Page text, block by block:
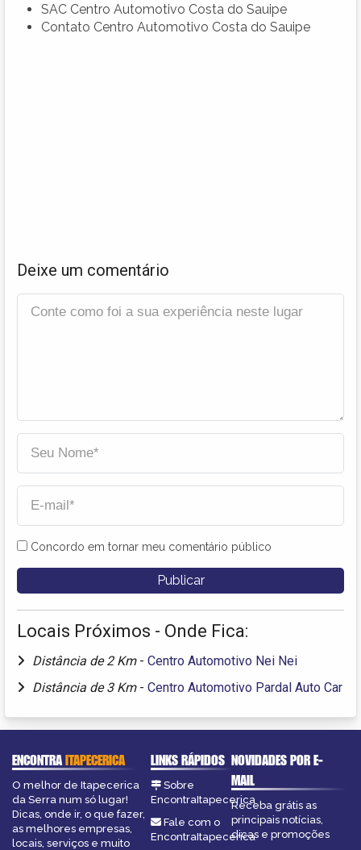
SAC Centro Automotivo Costa do Sauipe
Contato Centro Automotivo Costa do Sauipe
Deixe um comentário
Concordo em tornar meu comentário público
Locais Próximos - Onde Fica:
Distância de 2 Km - Centro Automotivo Nei Nei
Distância de 3 Km - Centro Automotivo Pardal Auto Car
ENCONTRAITAPECERICA
O melhor de Itapecerica
da Serra num só lugar!
Dicas, onde ir, o que fazer,
as melhores empresas,
locais, serviços e muito
LINKS RÁPIDOS
Sobre
EncontraItapecerica
Fale com o
EncontraItapecerica
NOVIDADES POR E-
MAIL
Receba grátis as
principais notícias,
dicas e promoções